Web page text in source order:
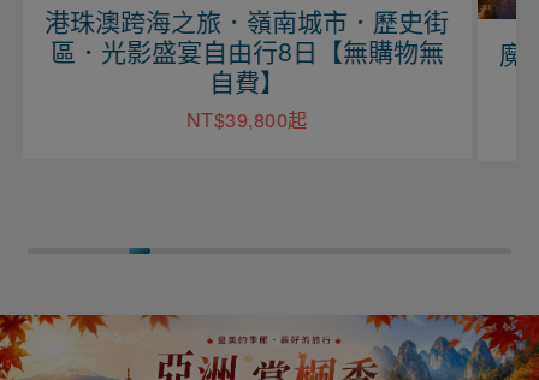
港珠澳跨海之旅．嶺南城市．歷史街
區．光影盛宴自由行8日【無購物無
自費】
NT$39,800起
魔